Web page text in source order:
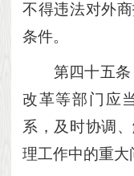
不得违法对外
条件。
第四十五条
改革等部门应
系，及时协调
理工作中的重大